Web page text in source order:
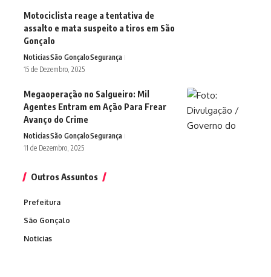
Motociclista reage a tentativa de
assalto e mata suspeito a tiros em São
Gonçalo
NoticiasSão GonçaloSegurança
15 de Dezembro, 2025
Megaoperação no Salgueiro: Mil
Agentes Entram em Ação Para Frear
Avanço do Crime
NoticiasSão GonçaloSegurança
11 de Dezembro, 2025
Outros Assuntos
Prefeitura
São Gonçalo
Noticias